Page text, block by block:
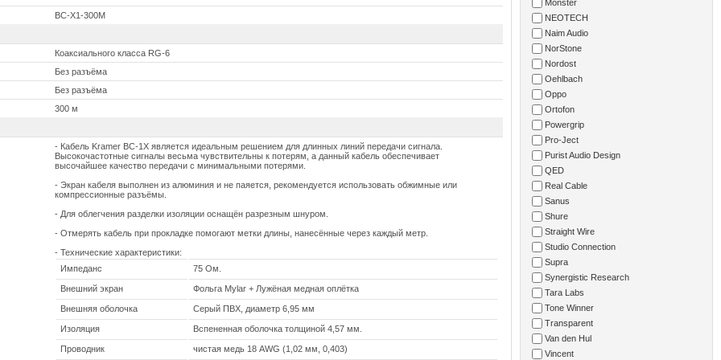
BC-X1-300M
Коаксиального класса RG-6
Без разъёма
Без разъёма
300 м
- Кабель Kramer BC-1X является идеальным решением для длинных линий передачи сигнала.
Высокочастотные сигналы весьма чувствительны к потерям, а данный кабель обеспечивает
высочайшее качество передачи с минимальными потерями.
- Экран кабеля выполнен из алюминия и не паяется, рекомендуется использовать обжимные или
компрессионные разъёмы.
- Для облегчения разделки изоляции оснащён разрезным шнуром.
- Отмерять кабель при прокладке помогают метки длины, нанесённые через каждый метр.
- Технические характеристики:
Импеданс
75 Ом.
Внешний экран Фольга Mylar + Лужёная медная оплётка
Внешняя оболочка Серый ПВХ, диаметр 6,95 мм
Изоляция Вспененная оболочка толщиной 4,57 мм.
Проводник чистая медь 18 AWG (1,02 мм, 0,403)
Monster
NEOTECH
Naim Audio
NorStone
Nordost
Oehlbach
Oppo
Ortofon
Powergrip
Pro-Ject
Purist Audio Design
QED
Real Cable
Sanus
Shure
Straight Wire
Studio Connection
Supra
Synergistic Research
Tara Labs
Tone Winner
Transparent
Van den Hul
Vincent